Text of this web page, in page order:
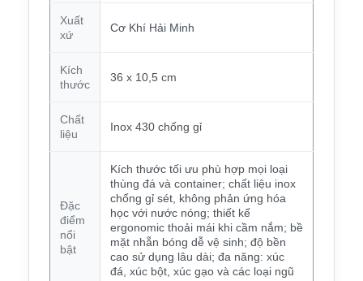
Xuất
xứ
Cơ Khí Hải Minh
Kích
thước
36 x 10,5 cm
Chất
liệu
Inox 430 chống gỉ
Đặc
điểm
nổi
bật
Kích thước tối ưu phù hợp mọi loại
thùng đá và container; chất liệu inox
chống gỉ sét, không phản ứng hóa
học với nước nóng; thiết kế
ergonomic thoải mái khi cầm nắm; bề
mặt nhẵn bóng dễ vệ sinh; độ bền
cao sử dụng lâu dài; đa năng: xúc
đá, xúc bột, xúc gạo và các loại ngũ